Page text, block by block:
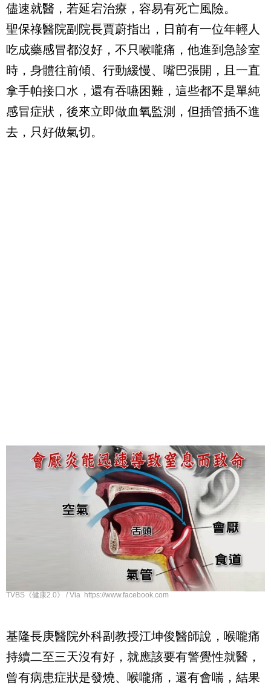
儘速就醫，若延宕治療，容易有死亡風險。
聖保祿醫院副院長賈蔚指出，日前有一位年輕人
吃成藥感冒都沒好，不只喉嚨痛，他進到急診室
時，身體往前傾、行動緩慢、嘴巴張開，且一直
拿手帕接口水，還有吞嚥困難，這些都不是單純
感冒症狀，後來立即做血氧監測，但插管插不進
去，只好做氣切。
TVBS《健康2.0》 / Via https://www.facebook.com
基隆長庚醫院外科副教授江坤俊醫師說，喉嚨痛
持續二至三天沒有好，就應該要有警覺性就醫，
曾有病患症狀是發燒、喉嚨痛，還有會喘，結果